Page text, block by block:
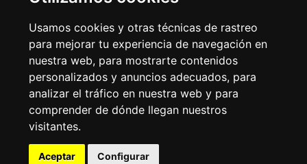
Usamos cookies y otras técnicas de rastreo
para mejorar tu experiencia de navegación en
nuestra web, para mostrarte contenidos
personalizados y anuncios adecuados, para
analizar el tráfico en nuestra web y para
comprender de dónde llegan nuestros
visitantes.
Aceptar Configurar
Burgos
Fax: 947 58 10 00